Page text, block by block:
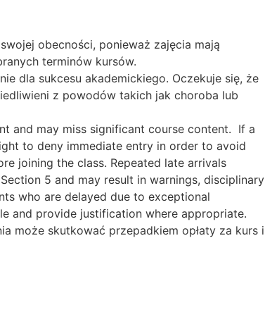
obecności, ponieważ zajęcia mają
terminów kursów.
dla sukcesu akademickiego. Oczekuje się, że
z powodów takich jak choroba lub
and may miss significant course content. If a
to deny immediate entry in order to avoid
joining the class. Repeated late arrivals
5 and may result in warnings, disciplinary
who are delayed due to exceptional
and provide justification where appropriate.
może skutkować przepadkiem opłaty za kurs i